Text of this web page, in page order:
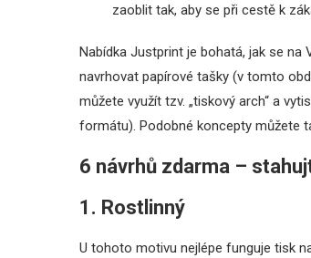
zaoblit tak, aby se při cestě k
Nabídka Justprint je bohatá, jak se
navrhovat papírové tašky (v tomto
můžete využít tzv. „tiskový arch“ a
formátu). Podobné koncepty můžete
6 návrhů zdarma –
1. Rostlinný
U tohoto motivu nejlépe funguje tisk